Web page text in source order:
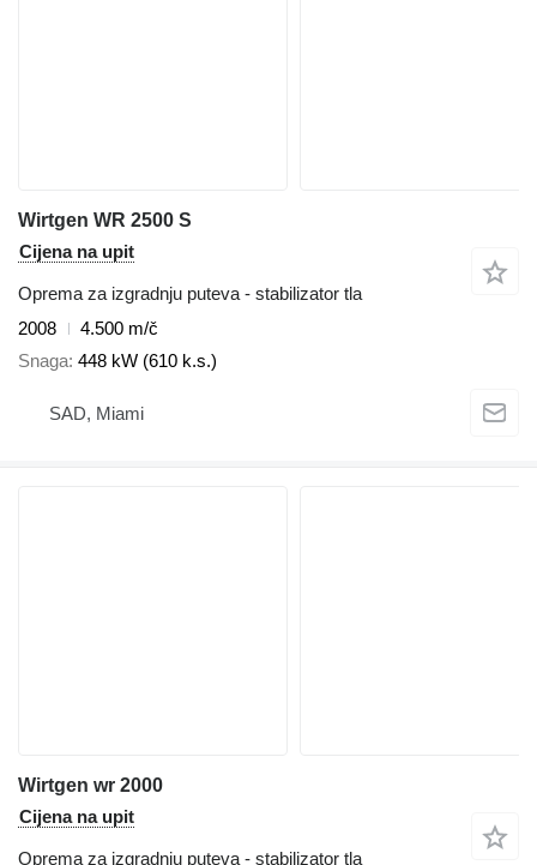
Wirtgen WR 2500 S
Cijena na upit
Oprema za izgradnju puteva - stabilizator tla
2008
4.500 m/č
Snaga 448 kW (610 k.s.)
SAD, Miami
Wirtgen wr 2000
Cijena na upit
Oprema za izgradnju puteva - stabilizator tla